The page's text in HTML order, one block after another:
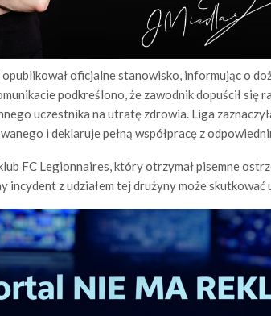
oficjalne stanowisko, informując o
podkreślono, że zawodnik dopuścił się
uczestnika na utratę zdrowia. Liga
i deklaruje pełną współpracę z
FC Legionnaires, który otrzymał pisemne
incydent z udziałem tej drużyny może skutkować